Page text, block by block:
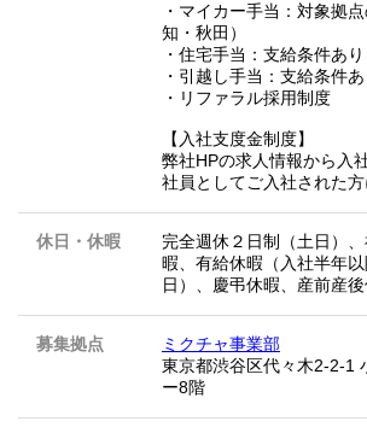
・マイカー手当：対象拠
知・秋田）
・住宅手当：支給条件あり
・引越し手当：支給条件あ
・リファラル採用制度
【入社支度金制度】
弊社HPの求人情報から入
社員としてご入社された
休日・休暇
完全週休２日制（土日）
暇、有給休暇（入社半年
日）、慶弔休暇、産前産
募集拠点
ミクチャ事業部
東京都渋谷区代々木2-2-1
ー8階